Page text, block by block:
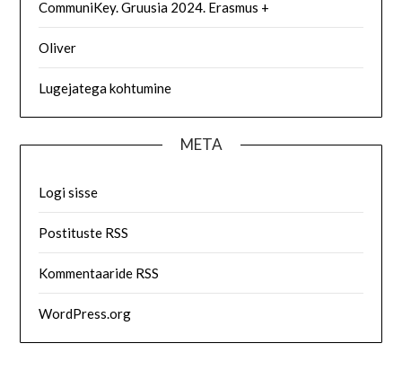
CommuniKey. Gruusia 2024. Erasmus +
Oliver
Lugejatega kohtumine
META
Logi sisse
Postituste RSS
Kommentaaride RSS
WordPress.org